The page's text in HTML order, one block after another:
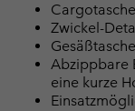
Zwickel-
Abzippbare
eine kurze